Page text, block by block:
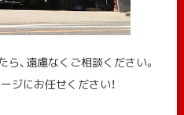
、遠慮なくご相談ください。
ジにお任せください！